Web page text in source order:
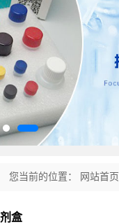
您当前的位置： 网站首页
盒